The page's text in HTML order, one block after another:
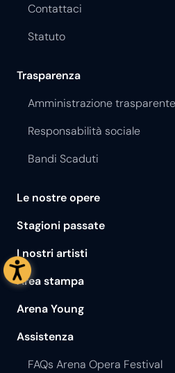
Contattaci
Statuto
Trasparenza
Amministrazione trasparente
Responsabilità sociale
Bandi Scaduti
Le nostre opere
Stagioni passate
I nostri artisti
Area stampa
Arena Young
Assistenza
FAQs Arena Opera Festival